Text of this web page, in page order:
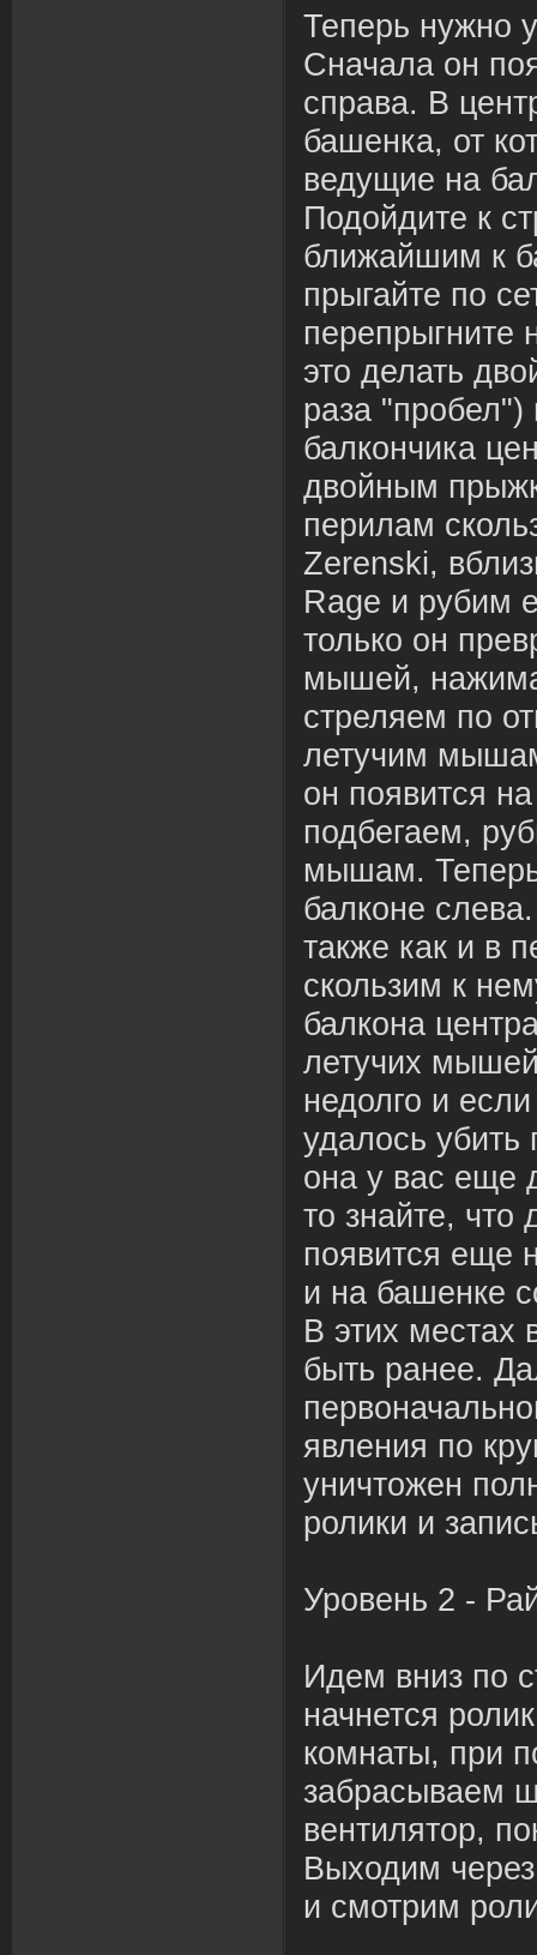
Теперь нужно
Сначала он
справа. В
башенка, от
ведущие на
Подойдите к
ближайшим к
прыгайте по
перепрыгните
это делать
раза "пробел")
балкончика
двойным
перилам
Zerenski,
Rage и рубим
только он
мышей,
стреляем по
летучим
он появится
подбегаем,
мышам.
балконе
также как и в
скользим к
балкона
летучих
недолго и
удалось
она у вас еще
то знайте, что
появится еще
и на башенке
В этих местах
быть ранее.
явления по
уничтожен
ролики и
Уровень 2 -
Идем вниз по
начнется
комнаты, при
забрасываем
вентилятор,
Выходим
и смотрим